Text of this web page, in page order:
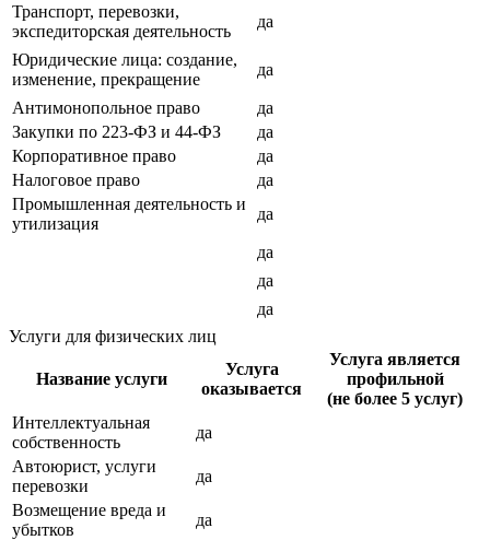
Транспорт, перевозки,
экспедиторская деятельность
да
Юридические лица: создание,
изменение, прекращение
да
Антимонопольное право
да
Закупки по 223-ФЗ и 44-ФЗ
да
Корпоративное право
да
Налоговое право
да
Промышленная деятельность и
утилизация
да
да
да
да
Услуги для физических лиц
Название услуги
Услуга
оказывается
Услуга является
профильной
(не более 5 услуг)
Интеллектуальная
собственность
да
Автоюрист, услуги
перевозки
да
Возмещение вреда и
убытков
да